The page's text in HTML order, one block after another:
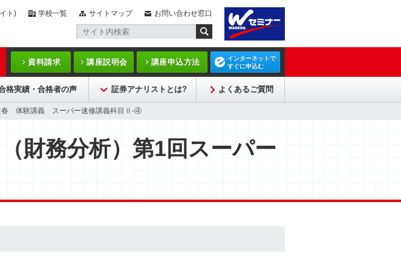
ト) 学校一覧 サイトマップ お問い合わせ窓口
資料請求 講座説明会 講座申込方法
インターネットで
すぐに申込む
格実績・合格者の声 証券アナリストとは? よくあるご質問
春 体験講義 スーパー速修講義科目Ⅱ-④
財務分析）第1回スーパー